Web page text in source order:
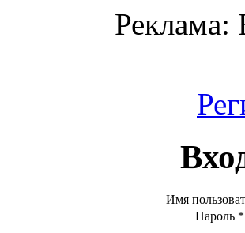
Реклама:
Имя
Пароль *